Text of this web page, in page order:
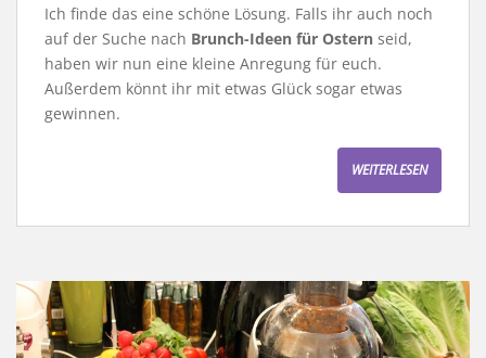
Ich finde das eine schöne Lösung. Falls ihr auch noch
auf der Suche nach Brunch-Ideen für Ostern seid,
haben wir nun eine kleine Anregung für euch.
Außerdem könnt ihr mit etwas Glück sogar etwas
gewinnen.
WEITERLESEN